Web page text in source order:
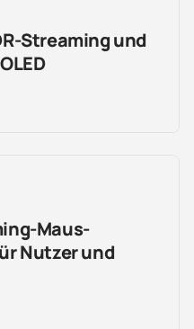
Streaming und
Maus-
Nutzer und